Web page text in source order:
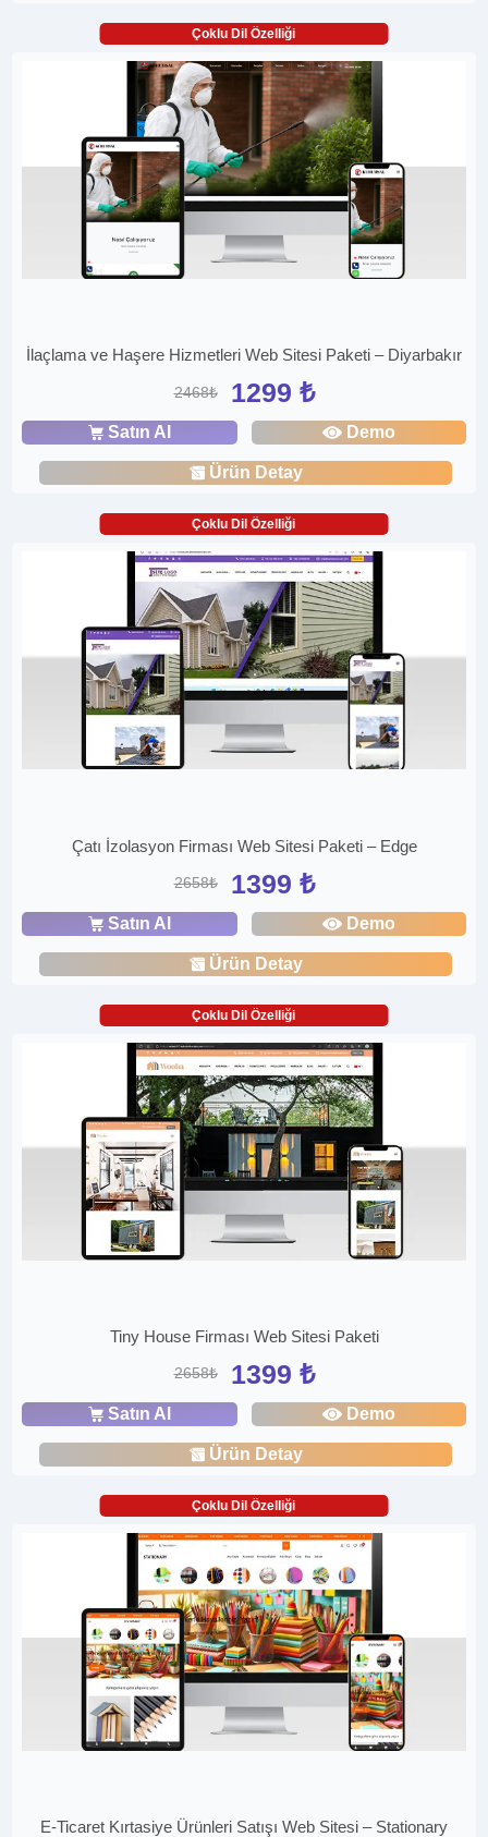
Çoklu Dil Özelliği
İlaçlama ve Haşere Hizmetleri Web Sitesi Paketi – Diyarbakır
2468₺ 1299 ₺
Satın Al Demo
Ürün Detay
Çoklu Dil Özelliği
Çatı İzolasyon Firması Web Sitesi Paketi – Edge
2658₺ 1399 ₺
Satın Al Demo
Ürün Detay
Çoklu Dil Özelliği
Tiny House Firması Web Sitesi Paketi
2658₺ 1399 ₺
Satın Al Demo
Ürün Detay
Çoklu Dil Özelliği
E-Ticaret Kırtasiye Ürünleri Satışı Web Sitesi – Stationary